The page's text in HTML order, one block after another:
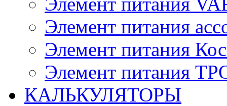
Элемент питания
Элемент питания
Элемент питания
КАЛЬКУЛЯТОРЫ